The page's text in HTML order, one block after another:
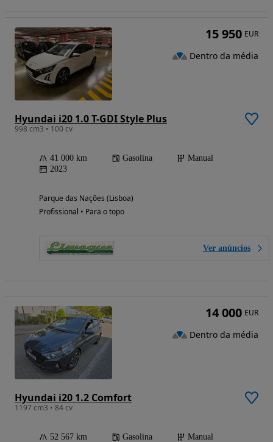
Hyundai i20 1.0 T-GDI Style Plus
998 cm3 • 100 cv
41 000 km Gasolina
Manual
2023
Parque das Nações (Lisboa)
Profissional • Para o topo
Ver anúncios
15 950 EUR
Dentro da média
Hyundai i20 1.2 Comfort
1197 cm3 • 84 cv
52 567 km Gasolina
Manual
14 000 EUR
Dentro da média